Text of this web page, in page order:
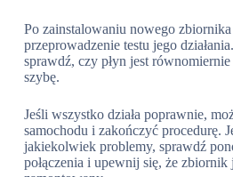
Po zainstalowaniu nowego
przeprowadzenie testu jego
sprawdź, czy płyn jest
szybę.
Jeśli wszystko działa poprawnie,
samochodu i zakończyć procedurę.
jakiekolwiek problemy, sprawdź
połączenia i upewnij się, że zbiornik